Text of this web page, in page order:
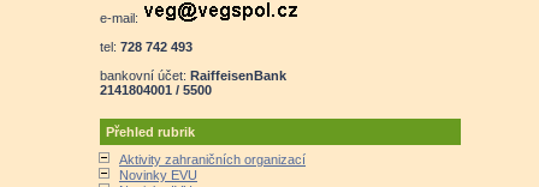
e-mail:
tel: 728 742 493
bankovní účet: RaiffeisenBank
2141804001 / 5500
Přehled rubrik
Aktivity zahraničních organizací
Novinky EVU